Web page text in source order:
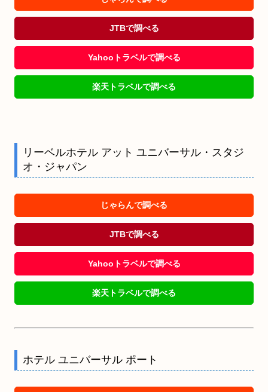
JTBで調べる
Yahooトラベルで調べる
楽天トラベルで調べる
リーベルホテル アット ユニバーサル・スタジ
オ・ジャパン
じゃらんで調べる
JTBで調べる
Yahooトラベルで調べる
楽天トラベルで調べる
ホテル ユニバーサル ポート